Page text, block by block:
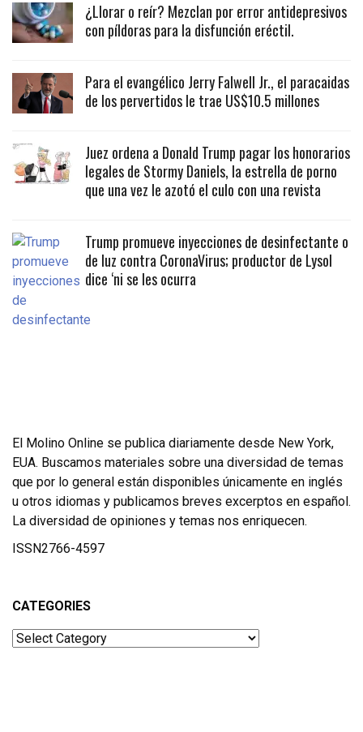
¿Llorar o reír? Mezclan por error antidepresivos
con píldoras para la disfunción eréctil.
Para el evangélico Jerry Falwell Jr., el paracaidas
de los pervertidos le trae US$10.5 millones
Juez ordena a Donald Trump pagar los honorarios
legales de Stormy Daniels, la estrella de porno
que una vez le azotó el culo con una revista
Trump promueve inyecciones de desinfectante o
de luz contra CoronaVirus; productor de Lysol
dice ‘ni se les ocurra
El Molino Online se publica diariamente desde New York,
EUA. Buscamos materiales sobre una diversidad de temas
que por lo general están disponibles únicamente en inglés
u otros idiomas y publicamos breves excerptos en español.
La diversidad de opiniones y temas nos enriquecen.
ISSN2766-4597
CATEGORIES
Categories